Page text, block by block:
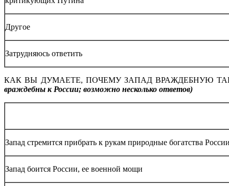
Другое
Затрудняюсь ответить
КАК ВЫ ДУМАЕТЕ, ПОЧЕМУ ЗАПАД ВРАЖДЕБНУЮ
враждебны к России; возможно несколько ответов)
Запад стремится прибрать к рукам природные богатства
Запад боится России, ее военной мощи